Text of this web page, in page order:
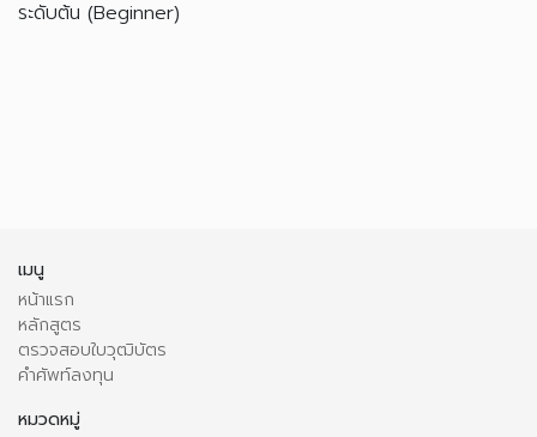
ระดับต้น (Beginner)
เมนู
หน้าแรก
หลักสูตร
ตรวจสอบใบวุฒิบัตร
คำศัพท์ลงทุน
หมวดหมู่